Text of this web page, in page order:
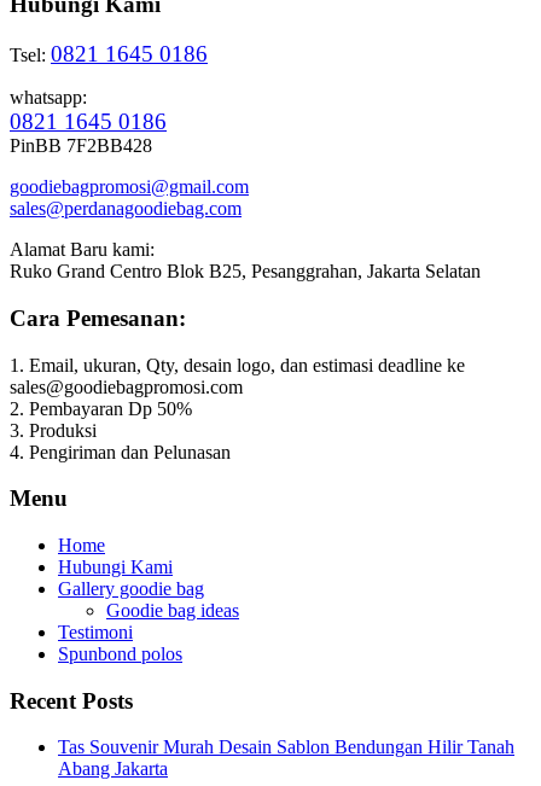
Tsel: 0821 1645 0186
whatsapp:
0821 1645 0186
PinBB 7F2BB428
goodiebagpromosi@gmail.com
sales@perdanagoodiebag.com
Alamat Baru kami:
Ruko Grand Centro Blok B25, Pesanggrahan, Jakarta Selatan
Cara Pemesanan:
1. Email, ukuran, Qty, desain logo, dan estimasi deadline ke
sales@goodiebagpromosi.com
2. Pembayaran Dp 50%
3. Produksi
4. Pengiriman dan Pelunasan
Menu
Home
Hubungi Kami
Gallery goodie bag
Goodie bag ideas
Testimoni
Spunbond polos
Recent Posts
Tas Souvenir Murah Desain Sablon Bendungan Hilir Tanah
Abang Jakarta